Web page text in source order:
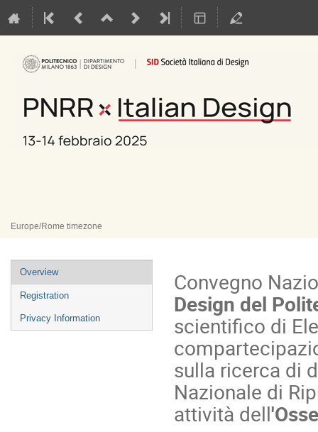
Europe/Rome timezone
Event
menu
Overview
Registration
Privacy Information
Convegno
Design del
scientifico di
sulla ricerca di
Nazionale di
attività dell